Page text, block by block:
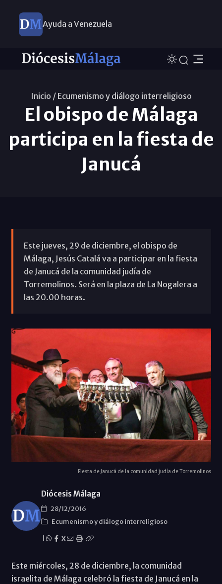
Ayuda a Venezuela
Inicio / Ecumenismo y diálogo interreligioso
El obispo de Málaga
participa en la fiesta de
Janucá
Este jueves, 29 de diciembre, el obispo de
Málaga, Jesús Catalá va a participar en la fiesta
de Janucá de la comunidad judía de
Torremolinos. Será en la plaza de La Nogalera a
las 20.00 horas.
Fiesta de Janucá de la comunidad judía de Torremolinos
Diócesis Málaga
28/12/2016
Ecumenismo y diálogo interreligioso
X
Este miércoles, 28 de diciembre, la comunidad
israelita de Málaga celebró la fiesta de Janucá en la